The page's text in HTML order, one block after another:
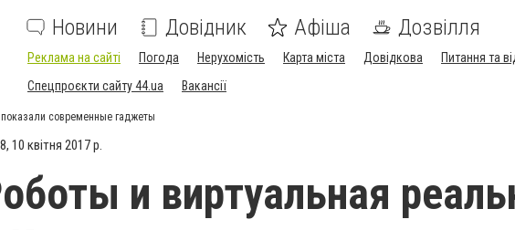
Новини Довідник Афіша Дозвілля
Реклама на сайті Погода Нерухомість Карта міста Довідкова Питання та
Спецпроєкти сайту 44.ua
Вакансії
показали современные гаджеты
10 квітня 2017 р.
и виртуальная